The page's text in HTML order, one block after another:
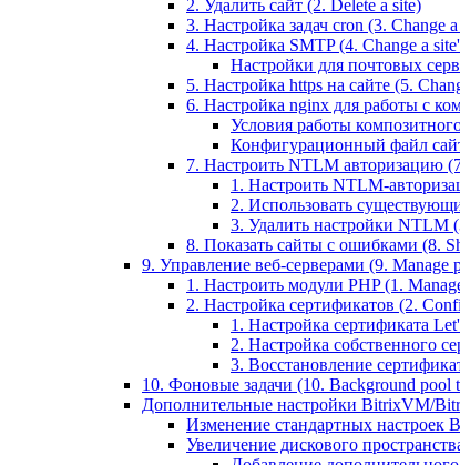
2. Удалить сайт (2. Delete a site)
3. Настройка задач cron (3. Change
4. Настройка SMTP (4. Change a
Настройки для почтовых
5. Настройка https на сайте (5.
6. Настройка nginx для работы с
Условия работы
Конфигурационный файл
7. Настроить NTLM авторизацию
1. Настроить NTLM-
2. Использовать
3. Удалить настройки NTLM
8. Показать сайты с ошибками (8.
9. Управление веб-серверами (9. Manage
1. Настроить модули PHP (1.
2. Настройка сертификатов (2.
1. Настройка сертификата
2. Настройка собственного
3. Восстановление
10. Фоновые задачи (10. Background pool
Дополнительные настройки BitrixVM/
Изменение стандартных настроек
Увеличение дискового